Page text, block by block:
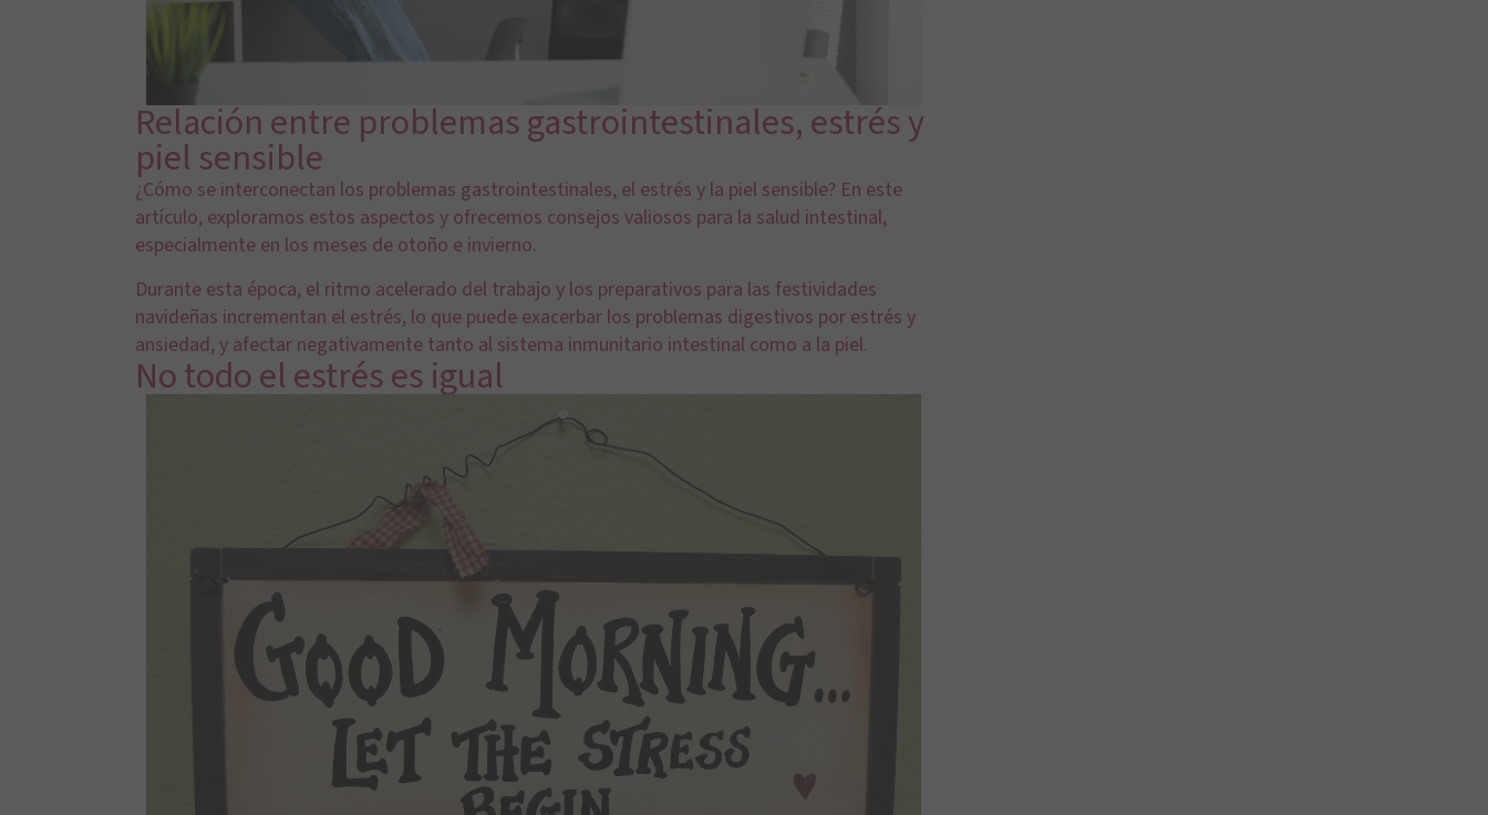
Relación entre problemas gastrointestinales, estrés y
piel sensible
¿Cómo se interconectan los problemas gastrointestinales, el estrés y la piel sensible? En este
artículo, exploramos estos aspectos y ofrecemos consejos valiosos para la salud intestinal,
especialmente en los meses de otoño e invierno.
Durante esta época, el ritmo acelerado del trabajo y los preparativos para las festividades
navideñas incrementan el estrés, lo que puede exacerbar los problemas digestivos por estrés y
ansiedad, y afectar negativamente tanto al sistema inmunitario intestinal como a la piel.
No todo el estrés es igual